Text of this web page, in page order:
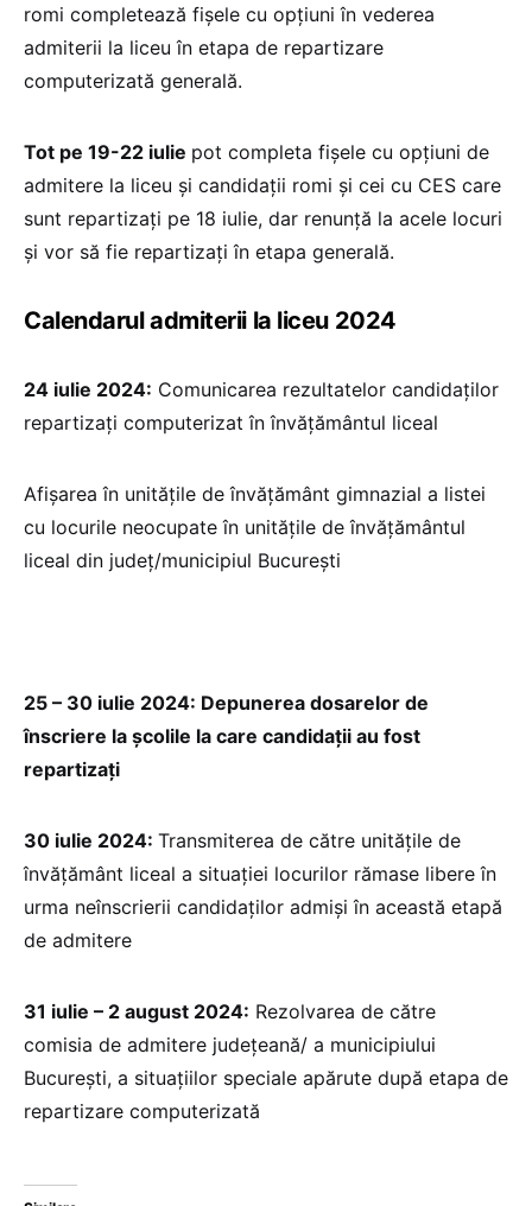
romi completează fișele cu opțiuni în vederea
admiterii la liceu în etapa de repartizare
computerizată generală.
Tot pe 19-22 iulie pot completa fișele cu opțiuni de
admitere la liceu și candidații romi și cei cu CES care
sunt repartizați pe 18 iulie, dar renunță la acele locuri
și vor să fie repartizați în etapa generală.
Calendarul admiterii la liceu 2024
24 iulie 2024: Comunicarea rezultatelor candidaților
repartizați computerizat în învățământul liceal
Afișarea în unitățile de învățământ gimnazial a listei
cu locurile neocupate în unitățile de învățământul
liceal din județ/municipiul București
25 – 30 iulie 2024: Depunerea dosarelor de
înscriere la școlile la care candidații au fost
repartizați
30 iulie 2024: Transmiterea de către unitățile de
învățământ liceal a situației locurilor rămase libere în
urma neînscrierii candidaților admiși în această etapă
de admitere
31 iulie – 2 august 2024: Rezolvarea de către
comisia de admitere județeană/ a municipiului
București, a situațiilor speciale apărute după etapa de
repartizare computerizată